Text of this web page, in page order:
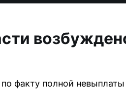
факту полной